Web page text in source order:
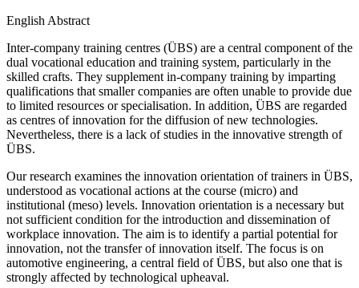
English Abstract
Inter-company training centres (ÜBS) are a central component of the
dual vocational education and training system, particularly in the
skilled crafts. They supplement in-company training by imparting
qualifications that smaller companies are often unable to provide due
to limited resources or specialisation. In addition, ÜBS are regarded
as centres of innovation for the diffusion of new technologies.
Nevertheless, there is a lack of studies in the innovative strength of
ÜBS.
Our research examines the innovation orientation of trainers in ÜBS,
understood as vocational actions at the course (micro) and
institutional (meso) levels. Innovation orientation is a necessary but
not sufficient condition for the introduction and dissemination of
workplace innovation. The aim is to identify a partial potential for
innovation, not the transfer of innovation itself. The focus is on
automotive engineering, a central field of ÜBS, but also one that is
strongly affected by technological upheaval.